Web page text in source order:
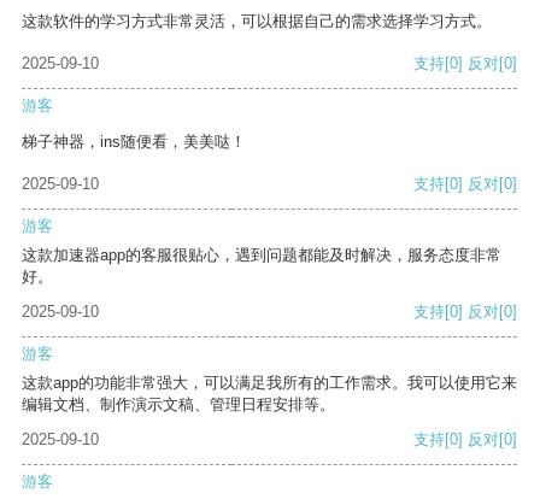
这款软件的学习方式非常灵活，可以根据自己的需求选择学习方式。
2025-09-10 支持[0] 反对[0]
游客
梯子神器，ins随便看，美美哒！
2025-09-10 支持[0] 反对[0]
游客
这款加速器app的客服很贴心，遇到问题都能及时解决，服务态度非常
好。
2025-09-10
支持[0] 反对[0]
游客
这款app的功能非常强大，可以满足我所有的工作需求。我可以使用它来
编辑文档、制作演示文稿、管理日程安排等。
2025-09-10
支持[0] 反对[0]
游客